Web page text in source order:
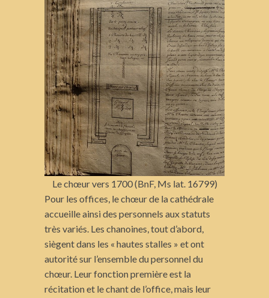
Le chœur vers 1700 (BnF, Ms lat. 16799)
Pour les offices, le chœur de la cathédrale
accueille ainsi des personnels aux statuts
très variés. Les chanoines, tout d’abord,
siègent dans les « hautes stalles » et ont
autorité sur l’ensemble du personnel du
chœur. Leur fonction première est la
récitation et le chant de l’office, mais leur